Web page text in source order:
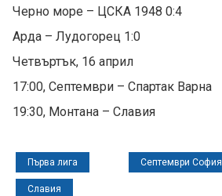
Черно море – ЦСКА 1948 0:4
Арда – Лудогорец 1:0
Четвъртък, 16 април
17:00, Септември – Спартак Варна
19:30, Монтана – Славия
Първа лига Септември София
Славия